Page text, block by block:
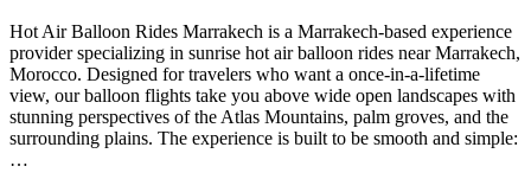
Hot Air Balloon Rides Marrakech is a Marrakech-based experience
provider specializing in sunrise hot air balloon rides near Marrakech,
Morocco. Designed for travelers who want a once-in-a-lifetime
view, our balloon flights take you above wide open landscapes with
stunning perspectives of the Atlas Mountains, palm groves, and the
surrounding plains. The experience is built to be smooth and simple:
…